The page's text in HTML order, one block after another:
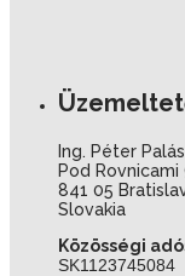
Ing. Péter
Pod Rovnicami
841 05
Slovakia
Közösségi
SK1123745084